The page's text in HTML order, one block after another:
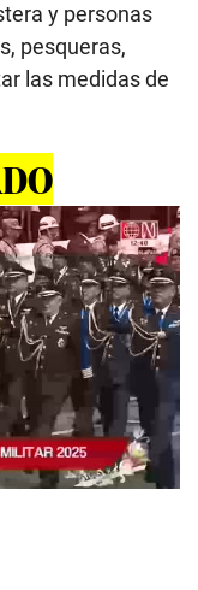
y personas
pesqueras,
las medidas de